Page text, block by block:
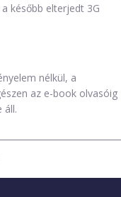
később elterjedt 3G
nélkül, a
az e-book olvasóig
áll.